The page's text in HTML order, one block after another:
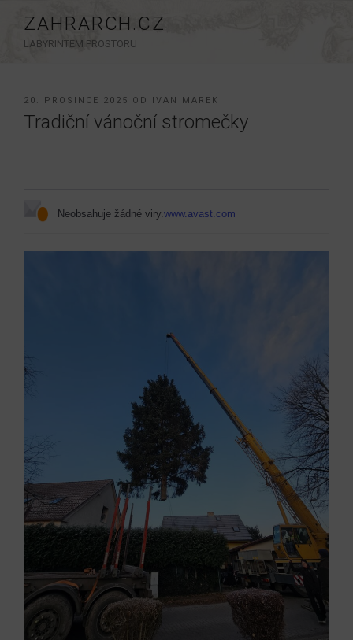
obsahu
ZAHRARCH.CZ
LABYRINTEM PROSTORU
PUBLIKOVÁNO
20. PROSINCE 2025 OD IVAN MAREK
Tradiční vánoční stromečky
Neobsahuje žádné viry.www.avast.com